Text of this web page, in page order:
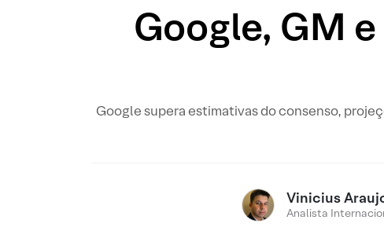
Google, GM
Google supera estimativas do consenso,
Vinicius
Analista